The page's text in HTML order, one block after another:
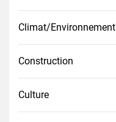
Climat/Environnement
Construction
Culture